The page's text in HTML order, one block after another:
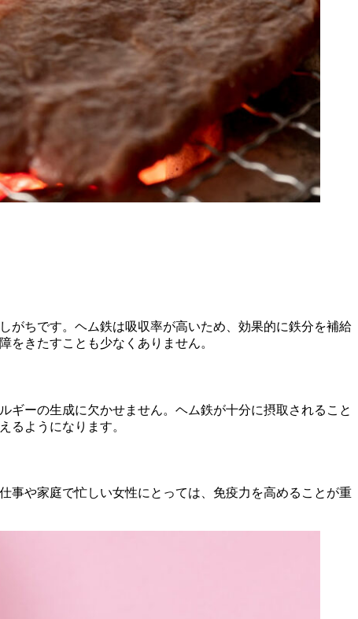
がちです。ヘム鉄は吸収率が高いため、効果的に鉄分を補給
きたすことも少なくありません。
ーの生成に欠かせません。ヘム鉄が十分に摂取されること
るようになります。
事や家庭で忙しい女性にとっては、免疫力を高めることが重